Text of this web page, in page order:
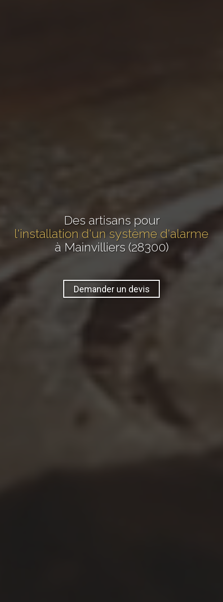
Des artisans pour
l'installation d'un système d'alarme
à Mainvilliers (28300)
Demander un devis